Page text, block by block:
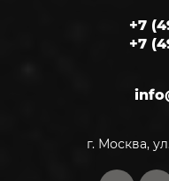
+7
+7
г. Москва,